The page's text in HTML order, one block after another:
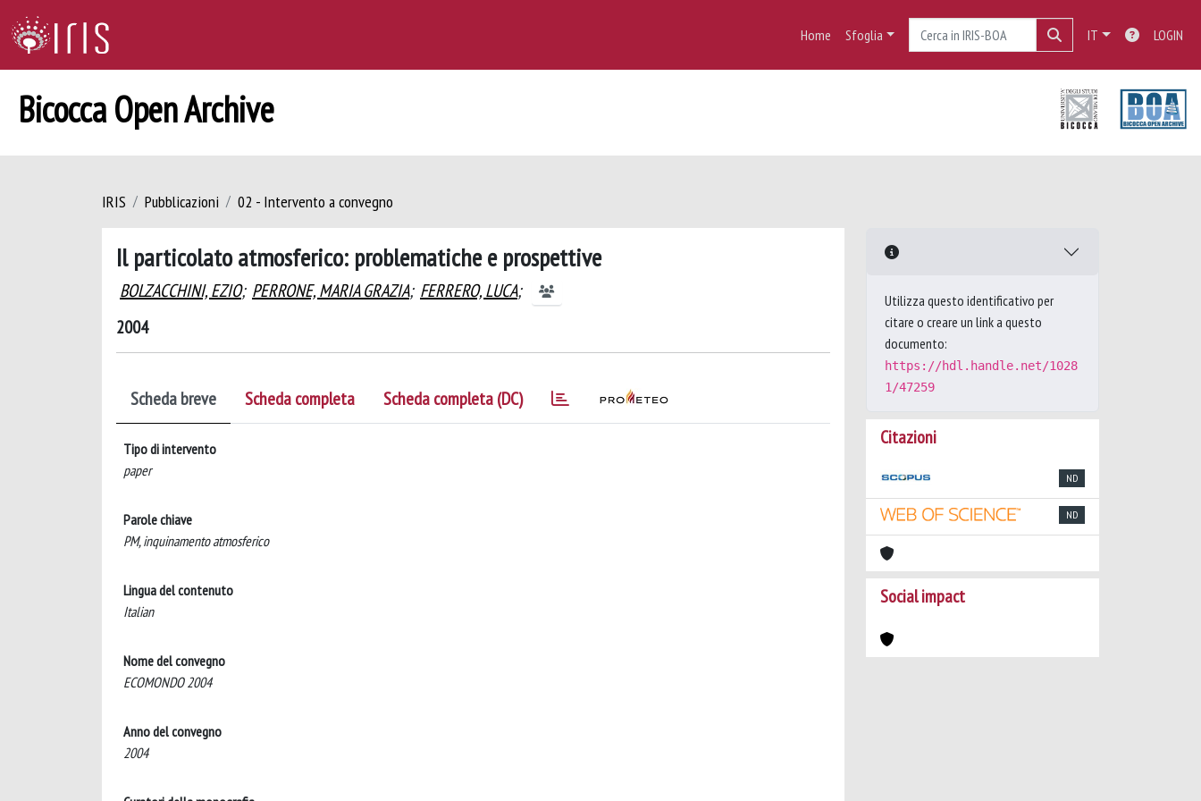
Home Sfoglia IT LOGIN
Bicocca Open Archive
IRIS Pubblicazioni 02 - Intervento a convegno
Il particolato atmosferico: problematiche e prospettive
BOLZACCHINI, EZIO; PERRONE, MARIA GRAZIA; FERRERO, LUCA;
2004
Scheda breve Scheda completa Scheda completa (DC)
Tipo di intervento
paper
Parole chiave
PM, inquinamento atmosferico
Lingua del contenuto
Italian
Nome del convegno
ECOMONDO 2004
Anno del convegno
2004
Utilizza questo identificativo per
citare o creare un link a questo
documento:
https://hdl.handle.net/1028
1/47259
Citazioni
ND
ND
Social impact